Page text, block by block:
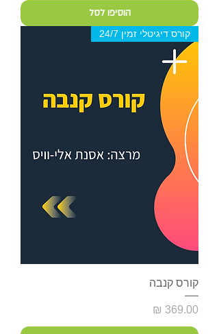
הוסיפו לסל
קורס דיגיטלי זמין 24/7
קורס קנבה
מחיר